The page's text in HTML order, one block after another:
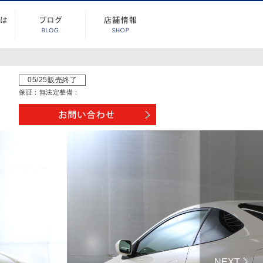
05/25販売終了
保証： 無法定整備：